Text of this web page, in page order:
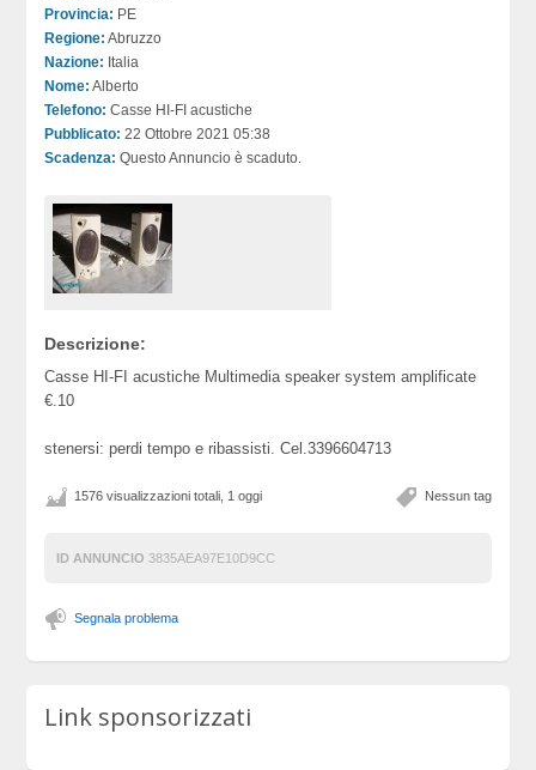
Provincia: PE
Regione: Abruzzo
Nazione: Italia
Nome: Alberto
Telefono: Casse HI-FI acustiche
Pubblicato: 22 Ottobre 2021 05:38
Scadenza: Questo Annuncio è scaduto.
Descrizione:
Casse HI-FI acustiche Multimedia speaker system amplificate
€.10
stenersi: perdi tempo e ribassisti. Cel.3396604713
Nessun tag
1576 visualizzazioni totali, 1 oggi
ID ANNUNCIO 3835AEA97E10D9CC
Segnala problema
Link sponsorizzati